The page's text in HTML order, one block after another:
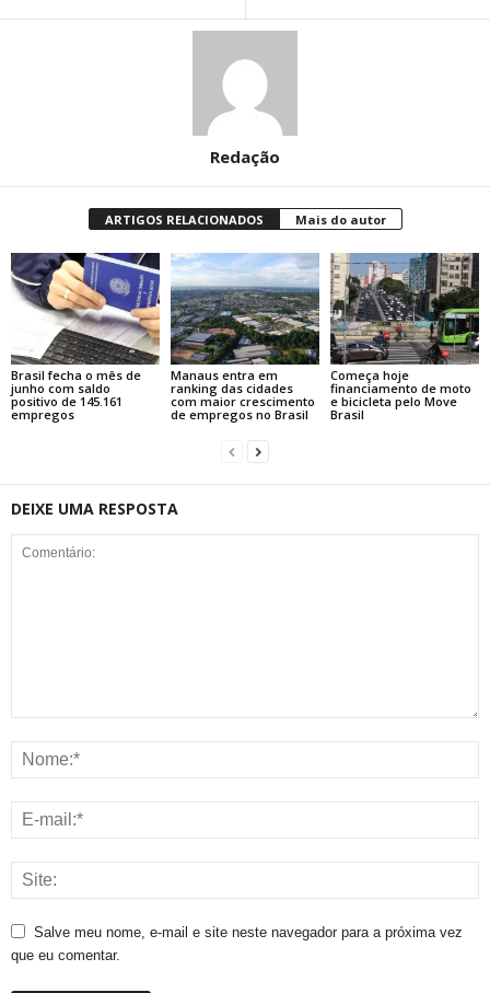
Redação
ARTIGOS RELACIONADOS Mais do autor
Brasil fecha o mês de
junho com saldo
positivo de 145.161
empregos
Manaus entra em
ranking das cidades
com maior crescimento
de empregos no Brasil
Começa hoje
financiamento de moto
e bicicleta pelo Move
Brasil
DEIXE UMA RESPOSTA
Salve meu nome, e-mail e site neste navegador para a próxima vez
que eu comentar.